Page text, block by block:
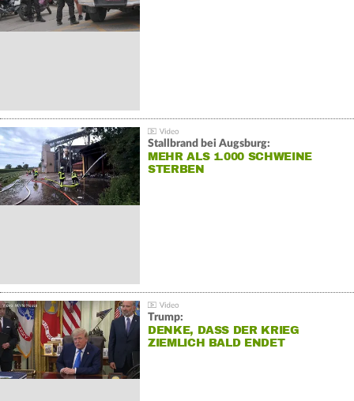
Stallbrand bei Augsburg:
MEHR ALS 1.000 SCHWEINE
STERBEN
Trump:
DENKE, DASS DER KRIEG
ZIEMLICH BALD ENDET